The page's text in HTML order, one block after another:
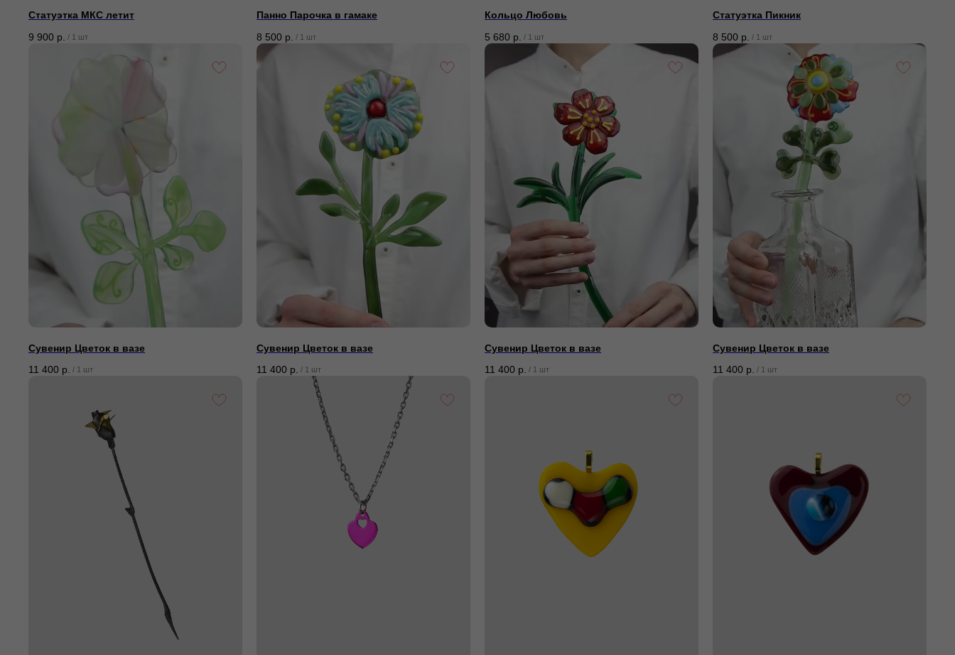
Статуэтка МКС летит
9 900 р. / 1 шт
Панно Парочка в гамаке
8 500 р. / 1 шт
Кольцо Любовь
5 680 р. / 1 шт
Статуэтка Пикник
8 500 р. / 1 шт
Сувенир Цветок в вазе
11 400 р. / 1 шт
Сувенир Цветок в вазе
11 400 р. / 1 шт
Сувенир Цветок в вазе
11 400 р. / 1 шт
Сувенир Цветок в вазе
11 400 р. / 1 шт